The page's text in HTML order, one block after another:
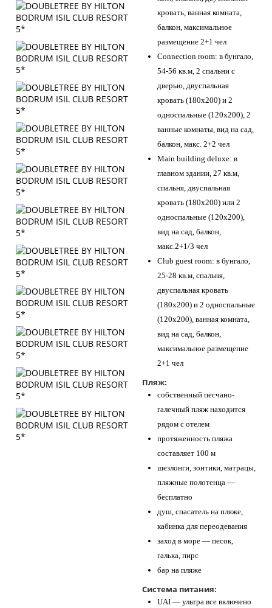
кровать, ванная комната,
балкон, максимальное
размещение 2+1 чел
Connection room: в бунгало,
54-56 кв.м, 2 спальни с
дверью, двуспальная
кровать (180х200) и 2
односпальные (120х200), 2
ванные комнаты, вид на сад,
балкон, макс. 2+2 чел
Main building deluxe: в
главном здании, 27 кв.м,
спальня, двуспальная
кровать (180х200) или 2
односпальные (120х200),
вид на сад, балкон,
макс.2+1/3 чел
Club guest room: в бунгало,
25-28 кв.м, спальня,
двуспальная кровать
(180х200) и 2 односпальные
(120х200), ванная комната,
вид на сад, балкон,
максимальное размещение
2+1 чел
Пляж:
собственный песчано-
галечный пляж находится
рядом с отелем
протяженность пляжа
составляет 100 м
шезлонги, зонтики, матрацы,
пляжные полотенца —
бесплатно
душ, спасатель на пляже,
кабинка для переодевания
заход в море — песок,
галька, пирс
бар на пляже
Система питания:
UAI — ультра все включено